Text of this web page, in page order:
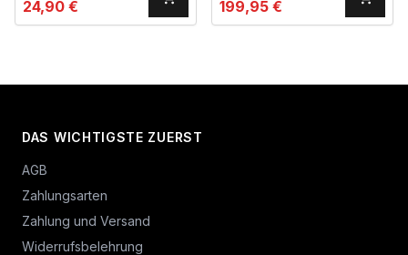
24,90 € 199,95 €
DAS WICHTIGSTE ZUERST
AGB
Zahlungsarten
Zahlung und Versand
Widerrufsbelehrung